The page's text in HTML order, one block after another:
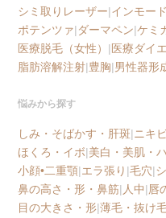
シミ取りレーザー|インモード
ポテンツァ|ダーマペン|ケミ
医療脱毛（女性） |医療ダイ
脂肪溶解注射|豊胸|男性器形
悩みから探す
しみ・そばかす・肝斑| ニキ
ほくろ・イボ|美白・美肌・
小顔•二重顎|エラ張り |毛穴|
鼻の高さ・形・鼻筋| 人中|唇
目の大きさ・形|薄毛・抜け